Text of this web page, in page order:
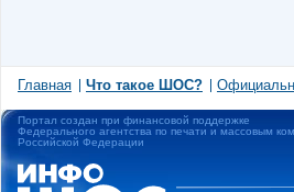
Главная Что такое ШОС?
Портал создан при финансовой поддержке
Федерального агентства по печати и массовым
Российской Федерации